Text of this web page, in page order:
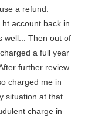
a refund.
account back in
well... Then out of
a full year
further review
charged me in
situation at that
charge in